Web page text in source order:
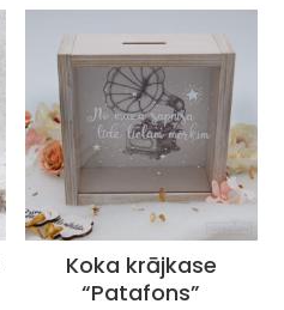
Koka krājkase
“Patafons”